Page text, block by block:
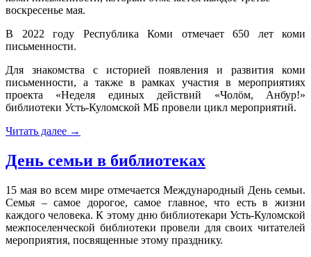
воскресенье мая.
В 2022 году Республика Коми отмечает 650 лет коми
письменности.
Для знакомства с историей появления и развития коми
письменности, а также в рамках участия в мероприятиях
проекта «Неделя единых действий «Чолӧм, Анбур!»
библиотеки Усть-Куломской МБ провели цикл мероприятий.
Читать далее →
День семьи в библиотеках
15 мая во всем мире отмечается Международный День семьи.
Семья – самое дорогое, самое главное, что есть в жизни
каждого человека. К этому дню библиотекари Усть-Куломской
межпоселенческой библиотеки провели для своих читателей
мероприятия, посвященные этому празднику.